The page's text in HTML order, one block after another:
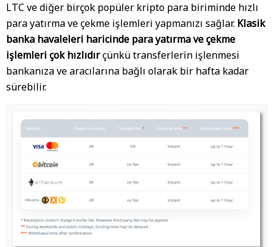
LTC ve diğer birçok popüler kripto para biriminde hızlı
para yatırma ve çekme işlemleri yapmanızı sağlar. Klasik
banka havaleleri haricinde para yatırma ve çekme
işlemleri çok hızlıdırçünkü transferlerin işlenmesi
bankanıza ve aracılarına bağlı olarak bir hafta kadar
sürebilir.